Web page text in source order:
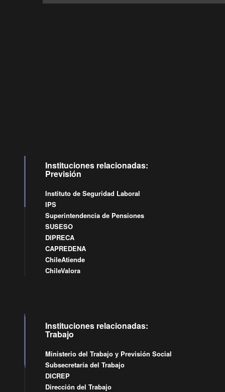
Instituciones relacionadas:
Previsión
Instituto de Seguridad Laboral
IPS
Superintendencia de Pensiones
SUSESO
DIPRECA
CAPREDENA
ChileAtiende
ChileValora
Instituciones relacionadas:
Trabajo
Ministerio del Trabajo y Previsión Social
Subsecretaría del Trabajo
DICREP
Dirección del Trabajo